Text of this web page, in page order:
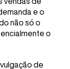
e o
não só o
o
de